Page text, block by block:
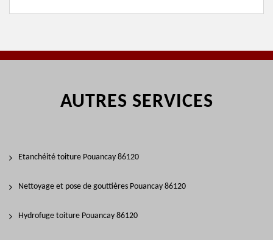
AUTRES SERVICES
Etanchéité toiture Pouancay 86120
Nettoyage et pose de gouttières Pouancay 86120
Hydrofuge toiture Pouancay 86120